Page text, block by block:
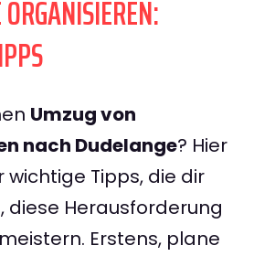
Umzug von
nach Dudelange? Hier
wichtige Tipps, die dir
diese Herausforderung
Erstens, plane